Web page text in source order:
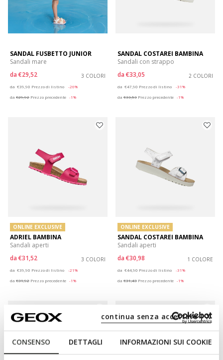
CONSENSO DETTAGLI INFORMAZIONI SUI COOKIE
continua senza accettare | X
SANDAL FUSBETTO JUNIOR
Sandali mare
da €29,52 3 COLORI
da €39,90 Prezzo di listino
-26%
da €29,92 Prezzo precedente -1%
SANDAL COSTAREI BAMBINA
Sandali con strappo
da €33,05 2 COLORI
da €47,90 Prezzo di listino
-31%
da €33,53 Prezzo precedente -1%
ONLINE EXCLUSIVE
ADRIEL BAMBINA
Sandali aperti
da €31,52 3 COLORI
da €39,90 Prezzo di listino
-21%
da €31,92 Prezzo precedente -1%
ONLINE EXCLUSIVE
SANDAL COSTAREI BAMBINA
Sandali aperti
da €30,98 1 COLORE
da €44,90 Prezzo di listino
-31%
da €31,43 Prezzo precedente -1%